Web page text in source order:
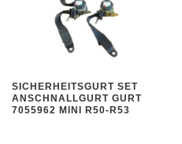
SICHERHEITSGURT SET
ANSCHNALLGURT GURT
7055962 MINI R50-R53